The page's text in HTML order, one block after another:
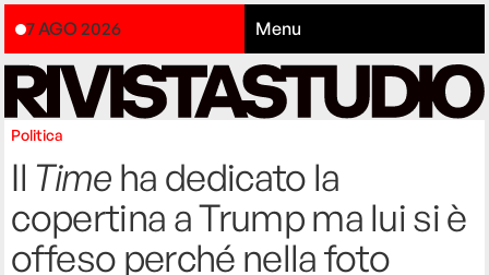
7 AGO 2026 Menu
Politica
Il Time ha dedicato la
copertina a Trump ma lui si è
offeso perché nella foto